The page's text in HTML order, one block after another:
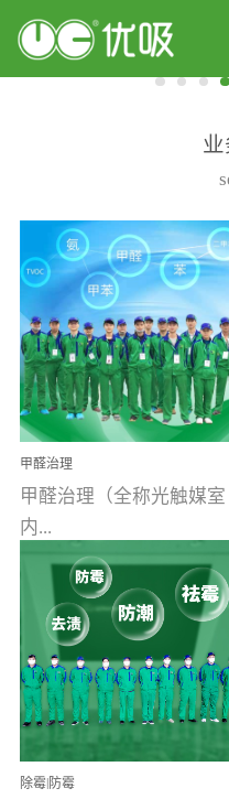
业
甲醛治理
甲醛治理（全称光触媒室
内...
空气污染净化治理）工业
文明的进步，创造了多姿
多彩的家居产品和生活情
调，但也带来了以甲醛为
首的室内...
除霉|防霉